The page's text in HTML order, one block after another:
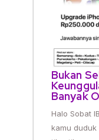
Bukan
Banyak
Halo Sobat
kamu